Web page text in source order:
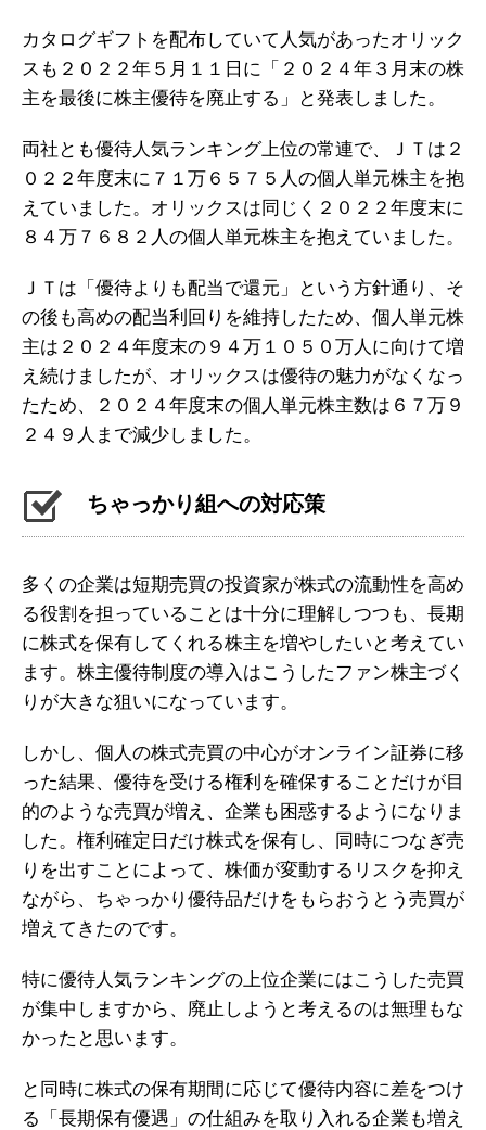
カタログギフトを配布していて人気があったオリック
スも２０２２年５月１１日に「２０２４年３月末の株
主を最後に株主優待を廃止する」と発表しました。
両社とも優待人気ランキング上位の常連で、ＪＴは２
０２２年度末に７１万６５７５人の個人単元株主を抱
えていました。オリックスは同じく２０２２年度末に
８４万７６８２人の個人単元株主を抱えていました。
ＪＴは「優待よりも配当で還元」という方針通り、そ
の後も高めの配当利回りを維持したため、個人単元株
主は２０２４年度末の９４万１０５０万人に向けて増
え続けましたが、オリックスは優待の魅力がなくなっ
たため、２０２４年度末の個人単元株主数は６７万９
２４９人まで減少しました。
ちゃっかり組への対応策
多くの企業は短期売買の投資家が株式の流動性を高め
る役割を担っていることは十分に理解しつつも、長期
に株式を保有してくれる株主を増やしたいと考えてい
ます。株主優待制度の導入はこうしたファン株主づく
りが大きな狙いになっています。
しかし、個人の株式売買の中心がオンライン証券に移
った結果、優待を受ける権利を確保することだけが目
的のような売買が増え、企業も困惑するようになりま
した。権利確定日だけ株式を保有し、同時につなぎ売
りを出すことによって、株価が変動するリスクを抑え
ながら、ちゃっかり優待品だけをもらおうとう売買が
増えてきたのです。
特に優待人気ランキングの上位企業にはこうした売買
が集中しますから、廃止しようと考えるのは無理もな
かったと思います。
と同時に株式の保有期間に応じて優待内容に差をつけ
る「長期保有優遇」の仕組みを取り入れる企業も増え